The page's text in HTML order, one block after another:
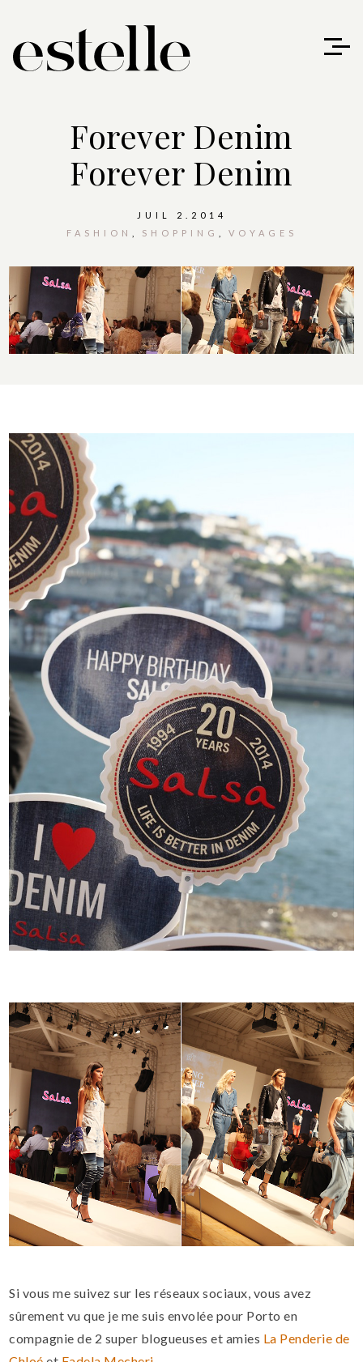
Forever Denim
Forever Denim
JUIL 2.2014
FASHION
SHOPPING VOYAGES
Si vous me suivez sur les réseaux sociaux, vous avez
sûrement vu que je me suis envolée pour Porto en
compagnie de 2 super blogueuses et amies La Penderie de